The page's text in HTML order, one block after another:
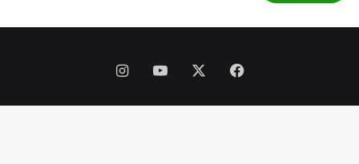
Facebook
YouTube